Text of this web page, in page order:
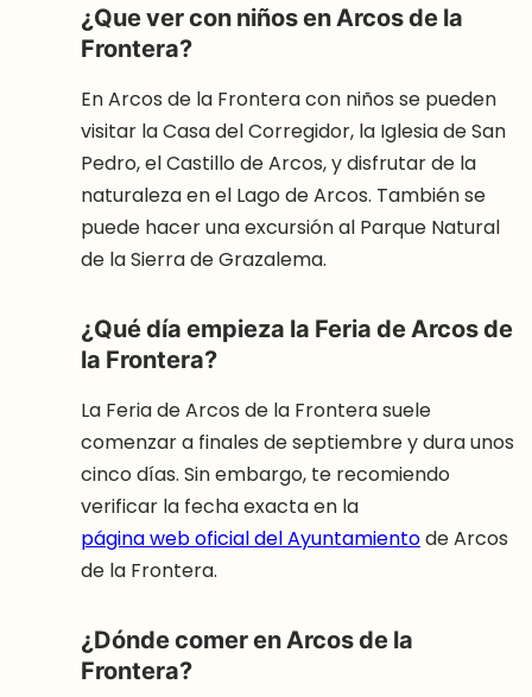
¿Que ver con niños en Arcos de la
Frontera?
En Arcos de la Frontera con niños se pueden
visitar la Casa del Corregidor, la Iglesia de San
Pedro, el Castillo de Arcos, y disfrutar de la
naturaleza en el Lago de Arcos. También se
puede hacer una excursión al Parque Natural
de la Sierra de Grazalema.
¿Qué día empieza la Feria de Arcos de
la Frontera?
La Feria de Arcos de la Frontera suele
comenzar a finales de septiembre y dura unos
cinco días. Sin embargo, te recomiendo
verificar la fecha exacta en la
página web oficial del Ayuntamientode Arcos
de la Frontera.
¿Dónde comer en Arcos de la
Frontera?